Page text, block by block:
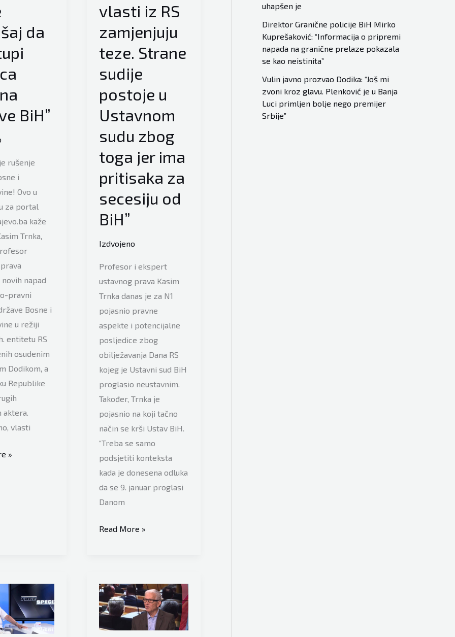
da
BiH”
rušenje
i
Ovo u
za portal
kaže
Trnka,
napad
pravni
Bosne i
u režiji
entitetu RS
osuđenim
Dodikom, a
Republike
aktera.
vlasti
»
vlasti iz RS
zamjenjuju
teze. Strane
sudije
postoje u
Ustavnom
sudu zbog
toga jer ima
pritisaka za
secesiju od
BiH”
Izdvojeno
Profesor i ekspert
ustavnog prava Kasim
Trnka danas je za N1
pojasnio pravne
aspekte i potencijalne
posljedice zbog
obilježavanja Dana RS
kojeg je Ustavni sud BiH
proglasio neustavnim.
Također, Trnka je
pojasnio na koji tačno
način se krši Ustav BiH.
“Treba se samo
podsjetiti konteksta
kada je donesena odluka
da se 9. januar proglasi
Danom
Ekspert
prava
Trnka
otkriva
pravu
istinu:
Read More »
uhapšen je
Direktor Granične policije BiH Mirko
Kuprešaković: “Informacija o pripremi
napada na granične prelaze pokazala
se kao neistinita”
Vulin javno prozvao Dodika: “Još mi
zvoni kroz glavu. Plenković je u Banja
Luci primljen bolje nego premijer
Srbije”